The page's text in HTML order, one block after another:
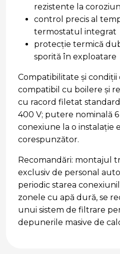
rezistente la
control precis al
termostatul integrat
protecție termică
sporită în exploatare
Compatibilitate și condiții
compatibil cu boilere și
cu racord filetat
400 V; putere nominală
conexiune la o instalație
corespunzător.
Recomandări: montajul
exclusiv de personal
periodic starea
zonele cu apă dură, se
unui sistem de filtrare
depunerile masive de